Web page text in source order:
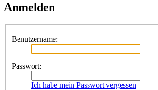
Anmelden
Benutzername:
Passwort:
Ich habe mein Passwort vergessen